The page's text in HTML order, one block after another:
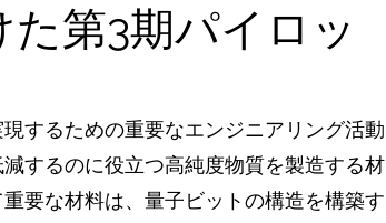
第3期パイロッ
するための重要なエンジニアリング活動
するのに役立つ高純度物質を製造する材
要な材料は、量子ビットの構造を構築す